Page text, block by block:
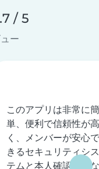
/ 5
ー
このアプリは非常に簡
単、便利で信頼性が高
く、メンバーが安心で
きるセキュリティシス
テムと本人確認を行な